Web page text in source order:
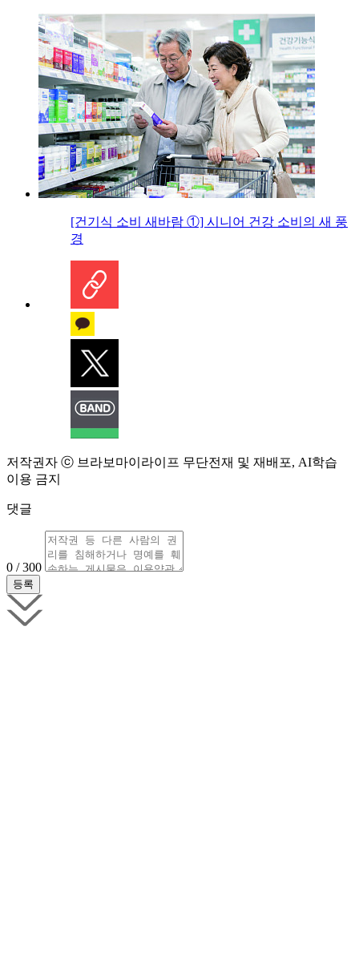
[건기식 소비 새바람 ①] 시니어 건강 소비의 새 풍
경
저작권자 ⓒ 브라보마이라이프 무단전재 및 재배포, AI학습
이용 금지
댓글
0 / 300